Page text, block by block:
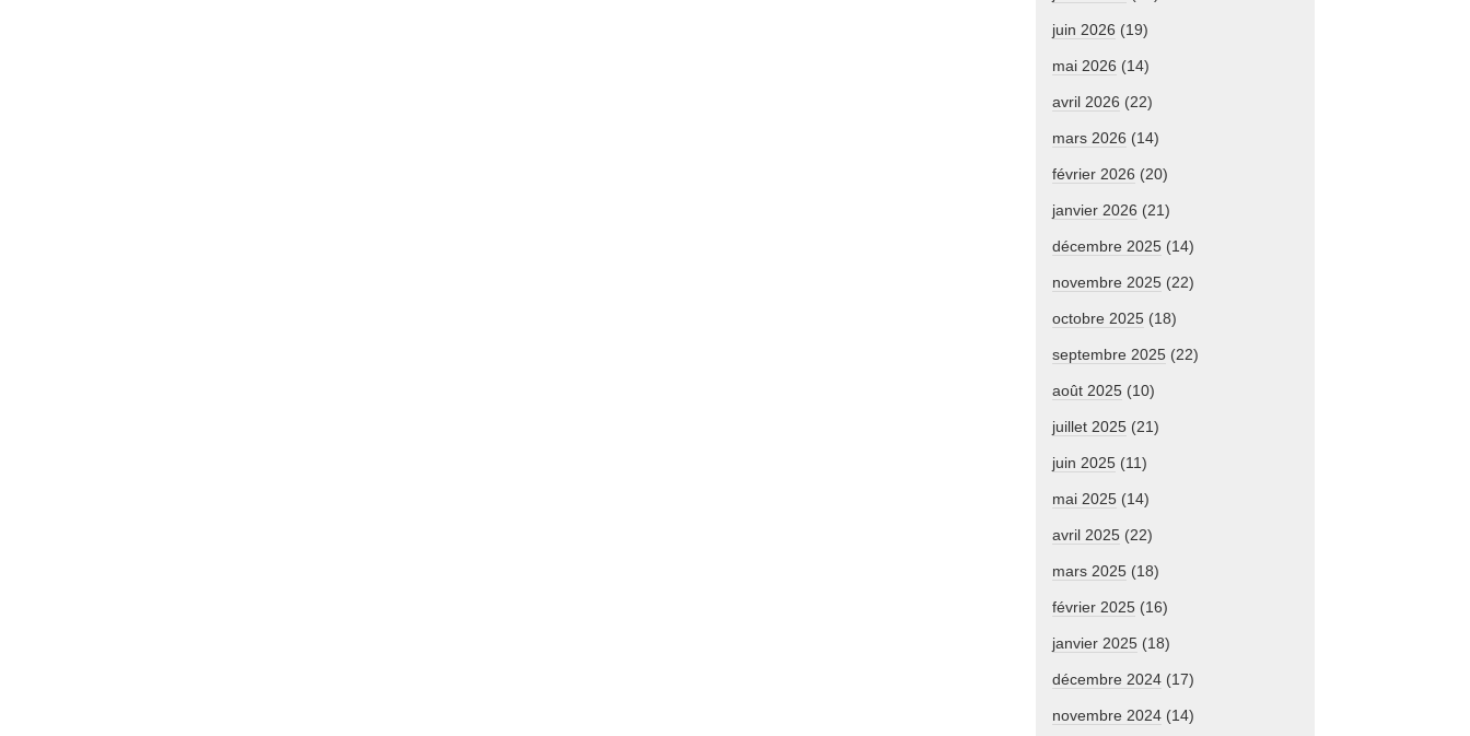
juin 2026 (19)
mai 2026 (14)
avril 2026 (22)
mars 2026 (14)
février 2026 (20)
janvier 2026 (21)
décembre 2025 (14)
novembre 2025 (22)
octobre 2025 (18)
septembre 2025 (22)
août 2025 (10)
juillet 2025 (21)
juin 2025 (11)
mai 2025 (14)
avril 2025 (22)
mars 2025 (18)
février 2025 (16)
janvier 2025 (18)
décembre 2024 (17)
novembre 2024 (14)